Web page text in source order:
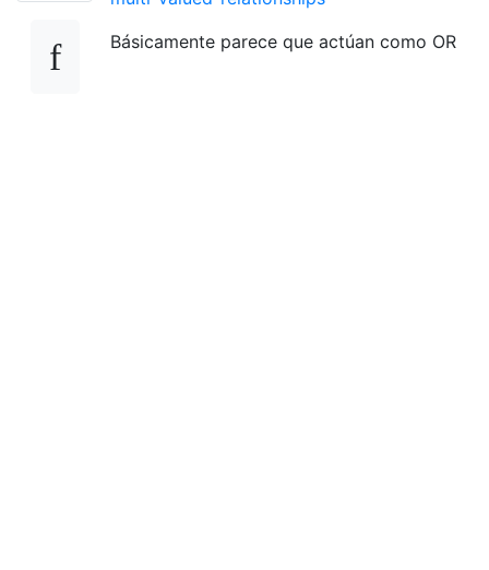
Básicamente parece que actúan como OR